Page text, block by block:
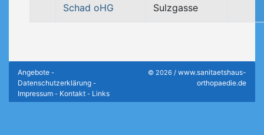
Schad oHG
Sulzgasse
Angebote -
Datenschutzerklärung -
Impressum - Kontakt - Links
© 2026 / www.sanitaetshaus-
orthopaedie.de